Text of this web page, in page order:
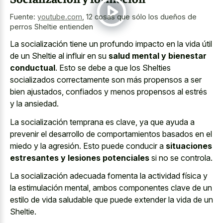
Fuente: youtube.com 12 cosas que sólo los dueños de
perros Sheltie entienden
La socialización tiene un profundo impacto en la vida útil
de un Sheltie al influir en su salud mental y bienestar
conductual. Esto se debe a que los Shelties
socializados correctamente son más propensos a ser
bien ajustados, confiados y menos propensos al estrés
y la ansiedad.
La socialización temprana es clave, ya que ayuda a
prevenir el desarrollo de comportamientos basados en el
miedo y la agresión. Esto puede conducir a situaciones
estresantes y lesiones potenciales si no se controla.
La socialización adecuada fomenta la actividad física y
la estimulación mental, ambos componentes clave de un
estilo de vida saludable que puede extender la vida de un
Sheltie.